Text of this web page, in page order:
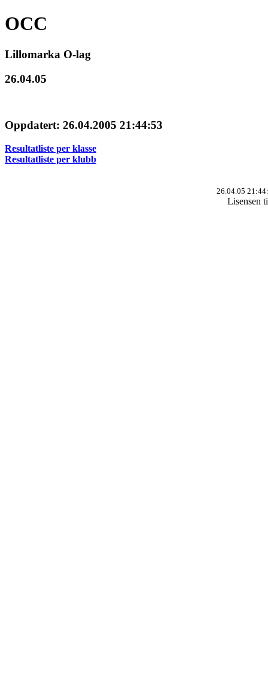
OCC
Lillomarka O-lag
26.04.05
Oppdatert: 26.04.2005 21:44:53
Resultatliste per klasse
Resultatliste per klubb
26.04.05
Lisensen